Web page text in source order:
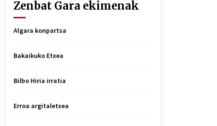
Zenbat Gara ekimenak
Algara konpartsa
Bakaikuko Etxea
Bilbo Hiria irratia
Erroa argitaletxea